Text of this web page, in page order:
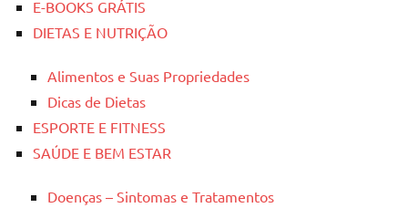
E-BOOKS GRÁTIS
DIETAS E NUTRIÇÃO
Alimentos e Suas Propriedades
Dicas de Dietas
ESPORTE E FITNESS
SAÚDE E BEM ESTAR
Doenças – Sintomas e Tratamentos